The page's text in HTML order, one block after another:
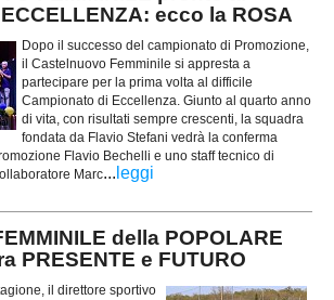
ecco la ROSA
Dopo il successo del campionato di Promozione,
il Castelnuovo Femminile si appresta a
partecipare per la prima volta al difficile
Campionato di Eccellenza. Giunto al quarto anno
di vita, con risultati sempre crescenti, la squadra
fondata da Flavio Stefani vedrà la conferma
Flavio Bechelli e uno staff tecnico di
Marc... leggi
della POPOLARE
PRESENTE e FUTURO
il direttore sportivo